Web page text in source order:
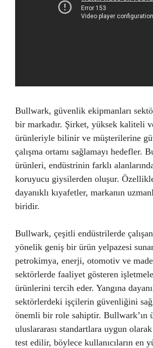
Bullwark, güvenlik ekipmanları
bir markadır. Şirket, yüksek kaliteli
ürünleriyle bilinir ve müşterilerine
çalışma ortamı sağlamayı hedefler.
ürünleri, endüstrinin farklı
koruyucu giysilerden oluşur.
dayanıklı kıyafetler, markanın
biridir.
Bullwark, çeşitli endüstrilerde
yönelik geniş bir ürün yelpazesi
petrokimya, enerji, otomotiv ve
sektörlerde faaliyet gösteren
ürünlerini tercih eder. Yangına
sektörlerdeki işçilerin güvenliğini
önemli bir role sahiptir. Bullwark’ın
uluslararası standartlara uygun
test edilir, böylece kullanıcıların en